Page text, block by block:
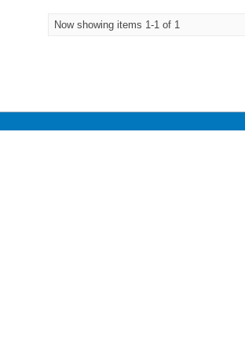
Now showing items 1-1 of 1